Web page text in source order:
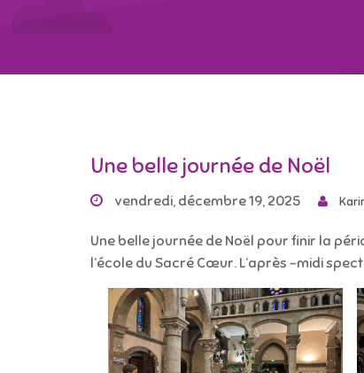
Une belle journée de Noël
vendredi, décembre 19, 2025
Une belle journée de Noël pour finir la
l’école du Sacré Cœur. L’après -midi